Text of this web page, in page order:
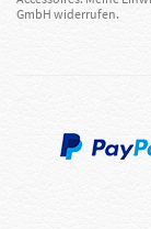
GmbH widerrufen.